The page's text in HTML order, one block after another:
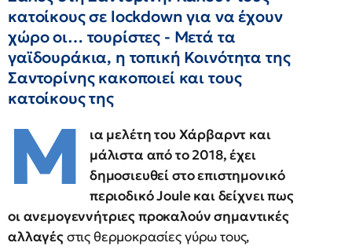
κατοίκους σε lockdown για να έχουν
χώρο οι… τουρίστες - Μετά τα
γαϊδουράκια, η τοπική Κοινότητα της
Σαντορίνης κακοποιεί και τους
κατοίκους της
Μ
ια μελέτη του Χάρβαρντ και
μάλιστα από το 2018, έχει
δημοσιευθεί στο επιστημονικό
περιοδικό Joule και δείχνει πως
οι ανεμογεννήτριες προκαλούν σημαντικές
αλλαγέςστις θερμοκρασίες γύρω τους,